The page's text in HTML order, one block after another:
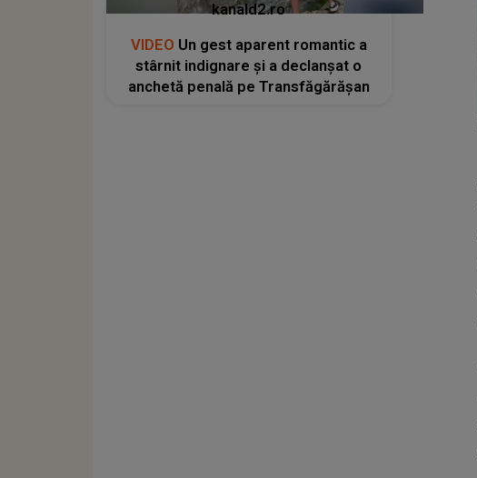
kanald2.ro
VIDEO Un gest aparent romantic a
stârnit indignare și a declanșat o
anchetă penală pe Transfăgărășan